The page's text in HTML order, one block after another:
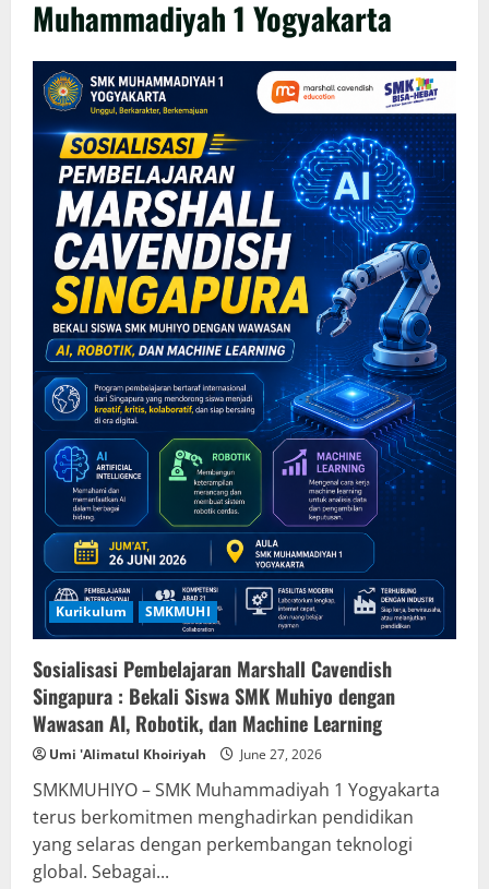
Muhammadiyah 1 Yogyakarta
Kurikulum SMKMUHI
Sosialisasi Pembelajaran Marshall Cavendish
Singapura : Bekali Siswa SMK Muhiyo dengan
Wawasan AI, Robotik, dan Machine Learning
Umi 'Alimatul Khoiriyah June 27, 2026
SMKMUHIYO – SMK Muhammadiyah 1 Yogyakarta
terus berkomitmen menghadirkan pendidikan
yang selaras dengan perkembangan teknologi
global. Sebagai...